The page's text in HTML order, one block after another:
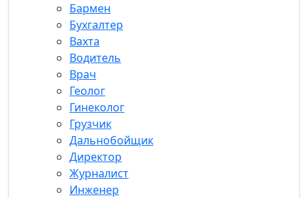
Бармен
Бухгалтер
Вахта
Водитель
Врач
Геолог
Гинеколог
Грузчик
Дальнобойщик
Директор
Журналист
Инженер